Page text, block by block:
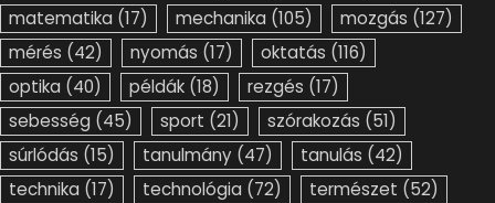
matematika (17) mechanika (105) mozgás (127)
mérés (42) nyomás (17) oktatás (116)
optika (40) példák (18) rezgés (17)
sebesség (45) sport (21) szórakozás (51)
súrlódás (15) tanulmány (47) tanulás (42)
technika (17) technológia (72) természet (52)